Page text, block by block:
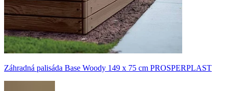
Záhradná palisáda Base Woody 149 x 75 cm PROSPERPLAST